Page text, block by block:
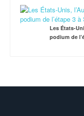
Les États-
podium de